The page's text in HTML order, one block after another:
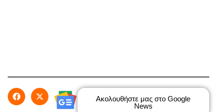
Ακολουθήστε μας στο Google
News